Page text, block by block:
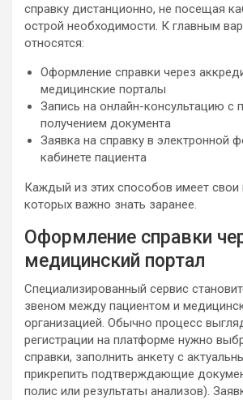
справку дистанционно, не посещая
острой необходимости. К главным
относятся:
Оформление справки через
медицинские порталы
Запись на онлайн-консультацию
получением документа
Заявка на справку в электронной
кабинете пациента
Каждый из этих способов имеет
которых важно знать заранее.
Оформление справки
медицинский портал
Специализированный сервис
звеном между пациентом и
организацией. Обычно процесс
регистрации на платформе нужно
справки, заполнить анкету с
прикрепить подтверждающие
полис или результаты анализов).